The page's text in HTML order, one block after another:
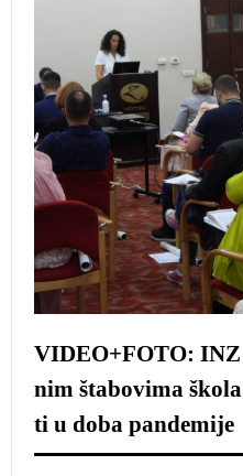
VIDEO+FOTO:
nim štabovima
ti u doba pandemije